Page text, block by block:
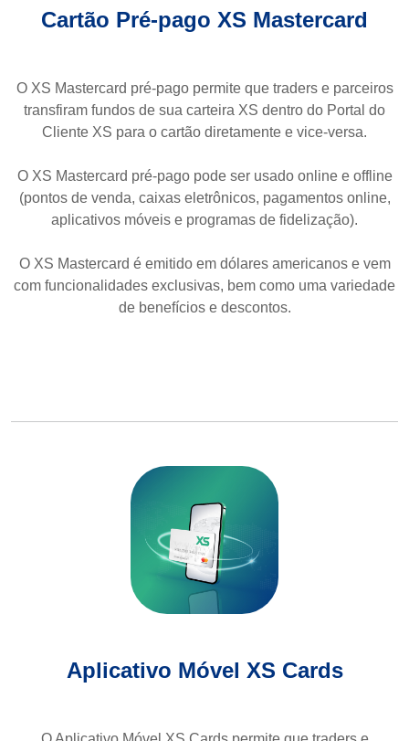
Cartão Pré-pago XS Mastercard
O XS Mastercard pré-pago permite que traders e parceiros
transfiram fundos de sua carteira XS dentro do Portal do
Cliente XS para o cartão diretamente e vice-versa.
O XS Mastercard pré-pago pode ser usado online e offline
(pontos de venda, caixas eletrônicos, pagamentos online,
aplicativos móveis e programas de fidelização).
O XS Mastercard é emitido em dólares americanos e vem
com funcionalidades exclusivas, bem como uma variedade
de benefícios e descontos.
Aplicativo Móvel XS Cards